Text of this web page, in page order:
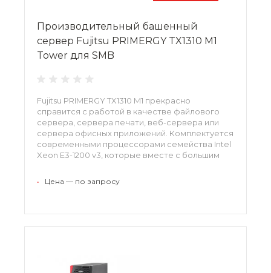
Производительный башенный
сервер Fujitsu PRIMERGY TX1310 M1
Tower для SMB
Fujitsu PRIMERGY TX1310 M1 прекрасно
справится с работой в качестве файлового
сервера, сервера печати, веб-сервера или
сервера офисных приложений. Комплектуется
современными процессорами семейства Intel
Xeon E3-1200 v3, которые вместе с большим
• Цена — по запросу